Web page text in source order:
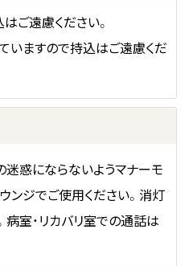
ご遠慮ください。
ますので持込はご遠慮くだ
惑にならないようマナーモ
ンジでご使用ください。消灯
室・リカバリ室での通話は